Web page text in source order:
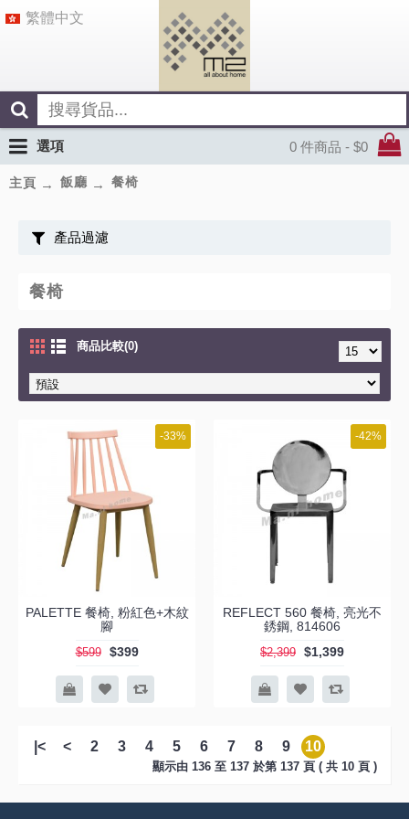
繁體中文
0 件商品 - $0
選項
主頁 飯廳 餐椅
產品過濾
餐椅
商品比較(0)
-33%
PALETTE 餐椅, 粉紅色+木紋
腳
$599 $399
-42%
REFLECT 560 餐椅, 亮光不
銹鋼, 814606
$2,399 $1,399
|< < 2 3 4 5 6 7 8 9 10
顯示由 136 至 137 於第 137 頁 ( 共 10 頁 )